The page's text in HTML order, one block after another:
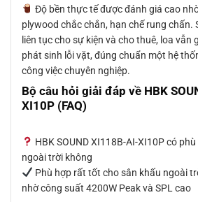
Độ bền thực tế được đánh giá cao
plywood chắc chắn, hạn chế rung chấn.
liên tục cho sự kiện và cho thuê, loa vẫn
phát sinh lỗi vặt, đúng chuẩn một hệ
công việc chuyên nghiệp.
Bộ câu hỏi giải đáp về HBK
XI10P (FAQ)
HBK SOUND XI118B-AI-XI10P có
ngoài trời không
Phù hợp rất tốt cho sân khấu ngoài
nhờ công suất 4200W Peak và SPL cao